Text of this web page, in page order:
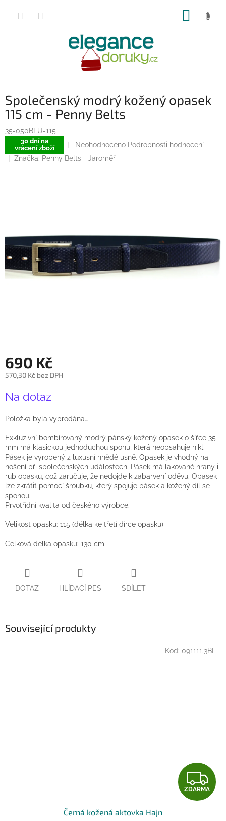
Společenský modrý kožený opasek
115 cm - Penny Belts
35-050BLU-115
30 dní na
vrácení zboží
Průměrné
hodnocení
produktu
Neohodnoceno Podrobnosti hodnocení
Značka: Penny Belts - Jaroměř
690 Kč
570,30 Kč bez DPH
cena:
Na dotaz
Položka byla vyprodána…
Exkluzivní bombírovaný modrý pánský kožený opasek o šířce 35
mm má klasickou jednoduchou sponu, která neobsahuje nikl.
Pásek je vyrobený z luxusní hnědé usně. Opasek je vhodný na
nošení při společenských událostech. Pásek má lakované hrany i
rub opasku, což zaručuje, že nedojde k zabarvení oděvu. Opasek
lze zkrátit pomocí šroubku, který spojuje pásek a kožený díl se
sponou.
Prvotřídní kvalita od českého výrobce.
Velikost opasku: 115 (délka ke třetí dírce opasku)
Celková délka opasku: 130 cm
DOTAZ HLÍDACÍ PES SDÍLET
Související produkty
Z
D
ZDARMA
Černá kožená aktovka Hajn
Kód: 091111.3BL